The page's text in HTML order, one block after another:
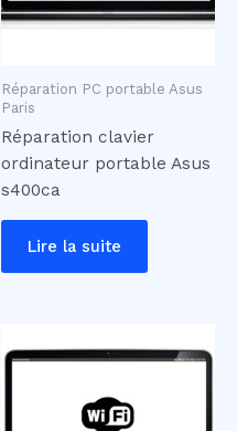
Réparation PC portable Asus
Paris
Réparation clavier
ordinateur portable Asus
s400ca
Lire la suite